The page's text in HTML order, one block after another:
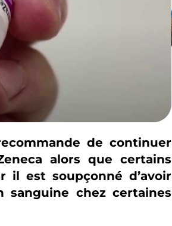
de continuer
alors que certains
il est soupçonné d’avoir
sanguine chez certaines